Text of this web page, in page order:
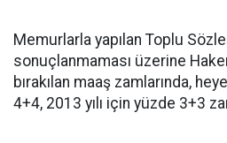
Memurlarla yapılan Toplu
sonuçlanmaması üzerine
bırakılan maaş zamlarında,
4+4, 2013 yılı için yüzde 3+3